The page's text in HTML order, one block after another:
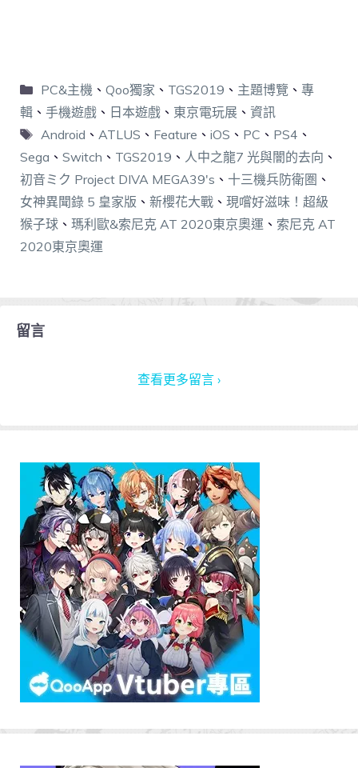
PC&主機 、 Qoo獨家 、 TGS2019 、 主題博覽 、 專
輯 、 手機遊戲 、 日本遊戲 、 東京電玩展 、 資訊
Android 、 ATLUS 、 Feature 、 iOS 、 PC 、 PS4 、
Sega 、 Switch 、 TGS2019 、 人中之龍7 光與闇的去向 、
初音ミク Project DIVA MEGA39's 、 十三機兵防衛圏 、
女神異聞錄 5 皇家版 、 新櫻花大戰 、 現嚐好滋味！超級
猴子球 、 瑪利歐&索尼克 AT 2020東京奧運 、 索尼克 AT
2020東京奧運
留言
查看更多留言 ›